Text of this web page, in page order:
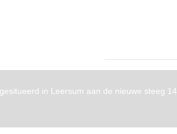
in Leersum aan de nieuwe steeg